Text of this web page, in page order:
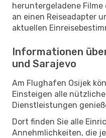
heruntergeladene Filme
an einen Reiseadapter
aktuellen
Informationen
und Sarajevo
Am Flughafen Osijek
Einsteigen alle
Dienstleistungen
Dort finden Sie alle
Annehmlichkeiten, die